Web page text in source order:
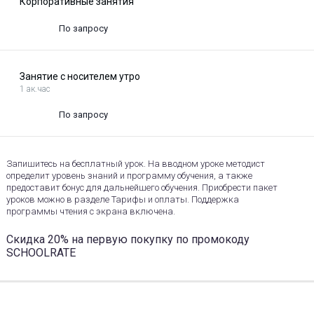
По запросу
Занятие с носителем утро
1 ак.час
По запросу
Запишитесь на бесплатный урок. На вводном уроке методист
определит уровень знаний и программу обучения, а также
предоставит бонус для дальнейшего обучения. Приобрести пакет
уроков можно в разделе Тарифы и оплаты. Поддержка
программы чтения с экрана включена.
Скидка 20% на первую покупку по промокоду
SCHOOLRATE